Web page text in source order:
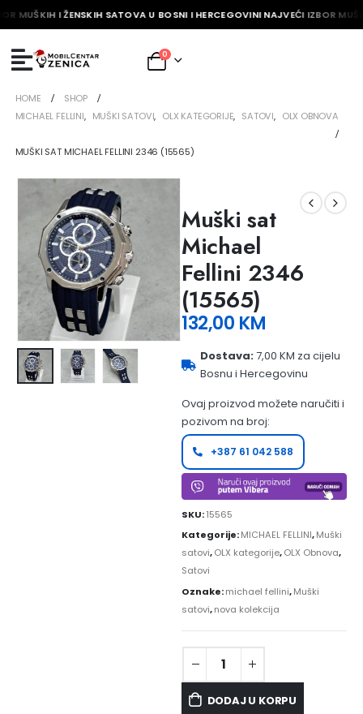
MUŠKIH I ŽENSKIH SATOVA U BOSNI I HERCEGOVINI NAJVEĆI IZBOR
0
HOME
SHOP
MICHAEL FELLINI, MUŠKI SATOVI, OLX KATEGORIJE, SATOVI, OLX OBNOVA
MUŠKI SAT MICHAEL FELLINI 2346 (15565)
Muški sat
Michael
Fellini 2346
(15565)
132,00 KM
Dostava:7,00 KM za cijelu
Bosnu i Hercegovinu
Ovaj proizvod možete naručiti i
pozivom na broj:
+387 61 042 588
SKU:15565
Kategorije:MICHAEL FELLINI,Muški
satovi,OLX kategorije,OLX Obnova,
Satovi
Oznake:michael fellini,Muški
satovi,nova kolekcija
DODAJ U KORPU